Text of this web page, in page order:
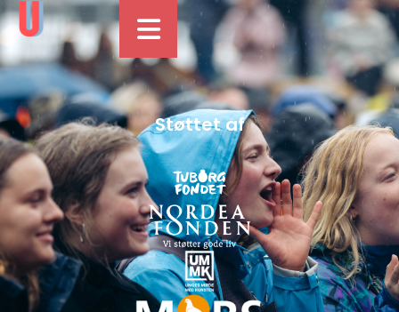
Støttet af